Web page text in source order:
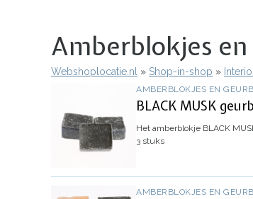
Amberblokjes
Kruimelpad
Webshoplocatie.nl Shop-in-shop
AMBERBLOKJES EN
BLACK MUSK
Het amberblokje BLACK
3 stuks
AMBERBLOKJES EN